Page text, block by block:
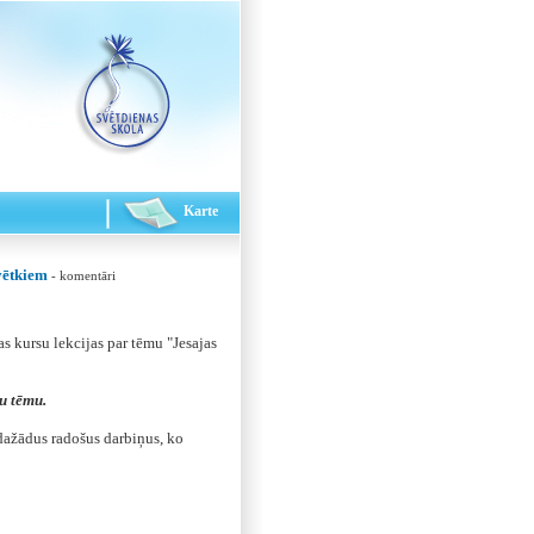
Karte
- komentāri
kursu lekcijas par tēmu "Jesajas
tēmu.
radošus darbiņus, ko